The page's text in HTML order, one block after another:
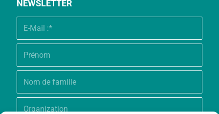
NEWSLETTER